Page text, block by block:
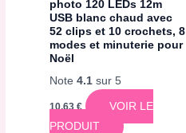
photo 120 LEDs 12m
USB blanc chaud avec
52 clips et 10 crochets, 8
modes et minuterie pour
Noël
Note4.1 sur 5
10,63€
VOIR LE
PRODUIT